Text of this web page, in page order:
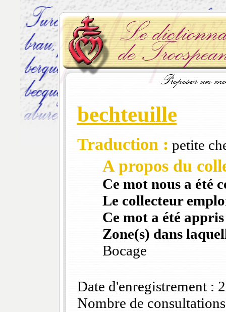
bechteuille
Traduction : petite
A propos du
Ce mot nous a été
Le collecteur
Ce mot a été
Zone(s) dans
Bocage
Date d'enregistrement :
Nombre de